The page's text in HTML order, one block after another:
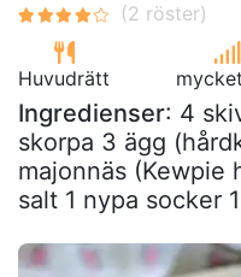
Huvudrätt
Ingredienser: 4
skorpa 3 ägg
majonnäs (Kewpie
salt 1 nypa socker